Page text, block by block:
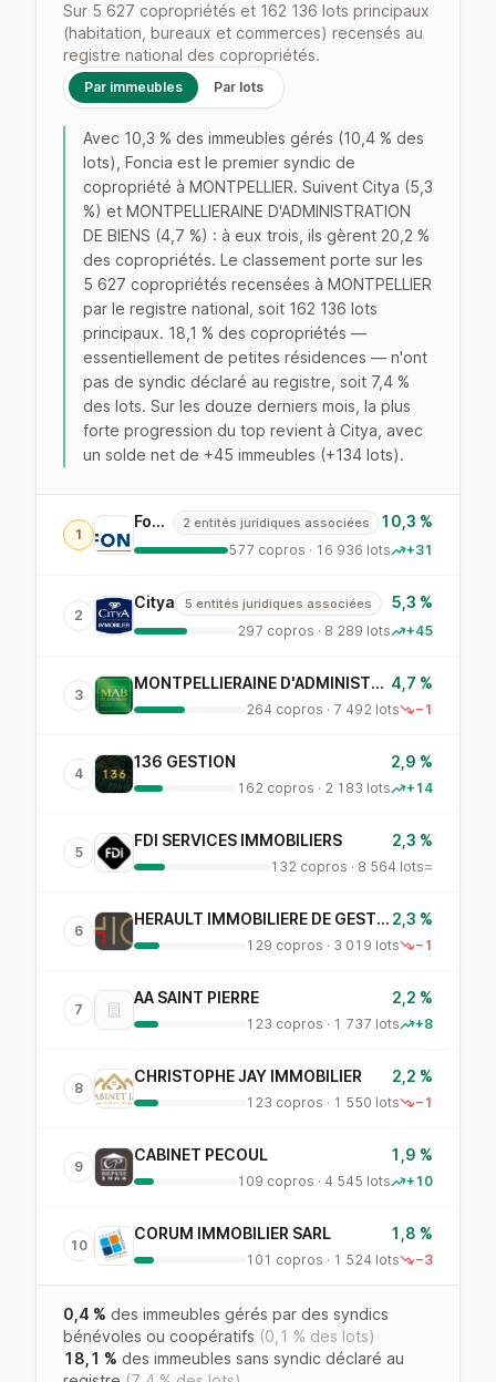
Sur 5 627 copropriétés et 162 136 lots principaux
(habitation, bureaux et commerces) recensés au
registre national des copropriétés.
Par immeubles Par lots
Avec 10,3 % des immeubles gérés (10,4 % des
lots), Foncia est le premier syndic de
copropriété à MONTPELLIER. Suivent Citya (5,3
%) et MONTPELLIERAINE D'ADMINISTRATION
DE BIENS (4,7 %) : à eux trois, ils gèrent 20,2 %
des copropriétés. Le classement porte sur les
5 627 copropriétés recensées à MONTPELLIER
par le registre national, soit 162 136 lots
principaux. 18,1 % des copropriétés —
essentiellement de petites résidences — n'ont
pas de syndic déclaré au registre, soit 7,4 %
des lots. Sur les douze derniers mois, la plus
forte progression du top revient à Citya, avec
un solde net de +45 immeubles (+134 lots).
1
Foncia 2 entités juridiques associées 10,3 %
577 copros · 16 936 lots +31
2
Citya 5 entités juridiques associées 5,3 %
297 copros · 8 289 lots +45
3
MONTPELLIERAINE D'ADMINISTRATION DE BIENS 4,7 %
264 copros · 7 492 lots −1
4
136 GESTION 2,9 %
162 copros · 2 183 lots +14
5
FDI SERVICES IMMOBILIERS 2,3 %
132 copros · 8 564 lots=
6
HERAULT IMMOBILIERE DE GESTION 2,3 %
129 copros · 3 019 lots −1
7
AA SAINT PIERRE 2,2 %
123 copros · 1 737 lots +8
8
CHRISTOPHE JAY IMMOBILIER 2,2 %
123 copros · 1 550 lots −1
9
CABINET PECOUL 1,9 %
109 copros · 4 545 lots +10
10
CORUM IMMOBILIER SARL 1,8 %
101 copros · 1 524 lots −3
0,4 % des immeubles gérés par des syndics
bénévoles ou coopératifs (0,1 % des lots)
18,1 % des immeubles sans syndic déclaré au